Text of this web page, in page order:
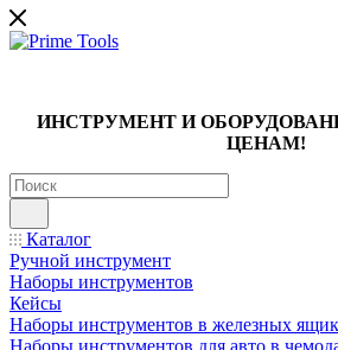
ИНСТРУМЕНТ И
ЦЕНАМ!
Каталог
Ручной инструмент
Наборы инструментов
Кейсы
Наборы инструментов в железных
Наборы инструментов для авто в